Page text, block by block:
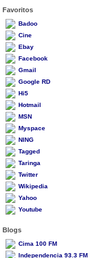
Favoritos
Badoo
Cine
Ebay
Facebook
Gmail
Google RD
Hi5
Hotmail
MSN
Myspace
NING
Tagged
Taringa
Twitter
Wikipedia
Yahoo
Youtube
Blogs
Cima 100 FM
Independencia 93.3 FM